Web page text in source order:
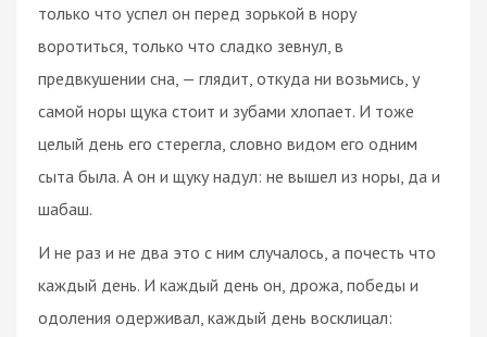
только что успел он перед зорькой в нору
воротиться, только что сладко зевнул, в
предвкушении сна, — глядит, откуда ни возьмись, у
самой норы щука стоит и зубами хлопает. И тоже
целый день его стерегла, словно видом его одним
сыта была. А он и щуку надул: не вышел из норы, да и
шабаш.
И не раз и не два это с ним случалось, а почесть что
каждый день. И каждый день он, дрожа, победы и
одоления одерживал, каждый день восклицал: